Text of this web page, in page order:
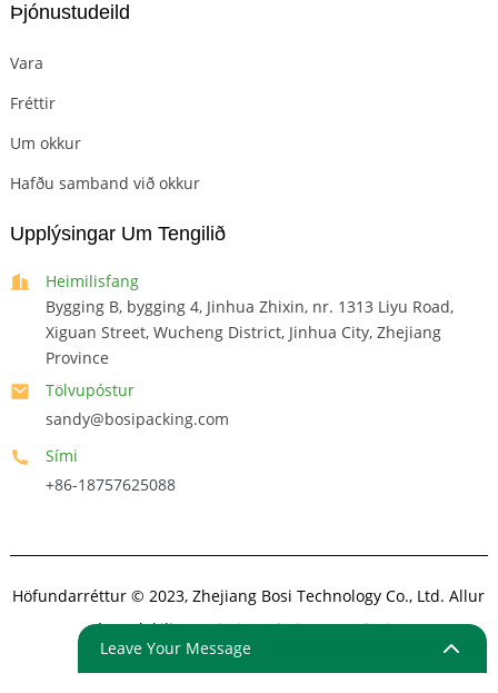
Þjónustudeild
Vara
Fréttir
Um okkur
Hafðu samband við okkur
Upplýsingar Um Tengilið
Heimilisfang
Bygging B, bygging 4, Jinhua Zhixin, nr. 1313 Liyu Road,
Xiguan Street, Wucheng District, Jinhua City, Zhejiang
Province
Tölvupóstur
sandy@bosipacking.com
Sími
+86-18757625088
Höfundarréttur © 2023, Zhejiang Bosi Technology Co., Ltd. Allur
réttur áskilinn.Veftré - VeftréTrans -Efst leit
Leave Your Message